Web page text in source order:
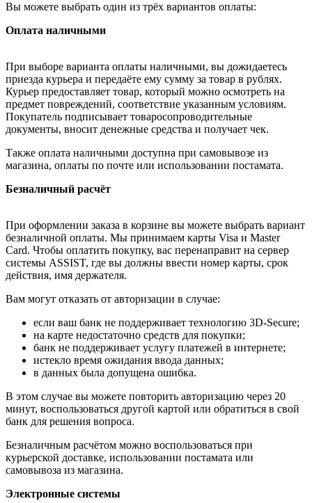
Вы можете выбрать один из трёх вариантов оплаты:
Оплата наличными
При выборе варианта оплаты наличными, вы дожидаетесь
приезда курьера и передаёте ему сумму за товар в рублях.
Курьер предоставляет товар, который можно осмотреть на
предмет повреждений, соответствие указанным условиям.
Покупатель подписывает товаросопроводительные
документы, вносит денежные средства и получает чек.
Также оплата наличными доступна при самовывозе из
магазина, оплаты по почте или использовании постамата.
Безналичный расчёт
При оформлении заказа в корзине вы можете выбрать вариант
безналичной оплаты. Мы принимаем карты Visa и Master
Card. Чтобы оплатить покупку, вас перенаправит на сервер
системы ASSIST, где вы должны ввести номер карты, срок
действия, имя держателя.
Вам могут отказать от авторизации в случае:
если ваш банк не поддерживает технологию 3D-Secure;
на карте недостаточно средств для покупки;
банк не поддерживает услугу платежей в интернете;
истекло время ожидания ввода данных;
в данных была допущена ошибка.
В этом случае вы можете повторить авторизацию через 20
минут, воспользоваться другой картой или обратиться в свой
банк для решения вопроса.
Безналичным расчётом можно воспользоваться при
курьерской доставке, использовании постамата или
самовывоза из магазина.
Электронные системы